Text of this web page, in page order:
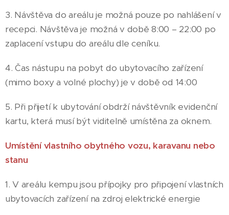
3. Návštěva do areálu je možná pouze po nahlášení v
recepci. Návštěva je možná v době 8:00 – 22:00 po
zaplacení vstupu do areálu dle ceníku.
4. Čas nástupu na pobyt do ubytovacího zařízení
(mimo boxy a volné plochy) je v době od 14:00
5. Při přijetí k ubytování obdrží návštěvník evidenční
kartu, která musí být viditelně umístěna za oknem.
Umístění vlastního obytného vozu, karavanu nebo
stanu
1. V areálu kempu jsou přípojky pro připojení vlastních
ubytovacích zařízení na zdroj elektrické energie